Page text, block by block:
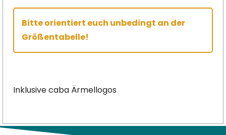
Bitte orientiert euch unbedingt an der
Größentabelle!
Inklusive caba Ärmellogos